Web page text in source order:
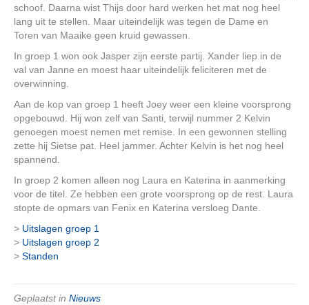
schoof. Daarna wist Thijs door hard werken het mat nog heel
lang uit te stellen. Maar uiteindelijk was tegen de Dame en
Toren van Maaike geen kruid gewassen.
In groep 1 won ook Jasper zijn eerste partij. Xander liep in de
val van Janne en moest haar uiteindelijk feliciteren met de
overwinning.
Aan de kop van groep 1 heeft Joey weer een kleine voorsprong
opgebouwd. Hij won zelf van Santi, terwijl nummer 2 Kelvin
genoegen moest nemen met remise. In een gewonnen stelling
zette hij Sietse pat. Heel jammer. Achter Kelvin is het nog heel
spannend.
In groep 2 komen alleen nog Laura en Katerina in aanmerking
voor de titel. Ze hebben een grote voorsprong op de rest. Laura
stopte de opmars van Fenix en Katerina versloeg Dante.
> Uitslagen groep 1
> Uitslagen groep 2
> Standen
Geplaatst in Nieuws